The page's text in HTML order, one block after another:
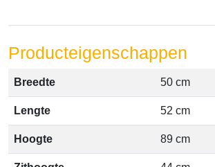
Producteigenschappen
Breedte 50 cm
Lengte 52 cm
Hoogte 89 cm